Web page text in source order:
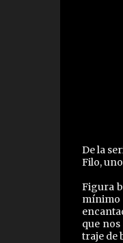
De la
Filo,
Figura
que
traje de